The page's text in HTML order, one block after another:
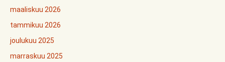
maaliskuu 2026
tammikuu 2026
joulukuu 2025
marraskuu 2025